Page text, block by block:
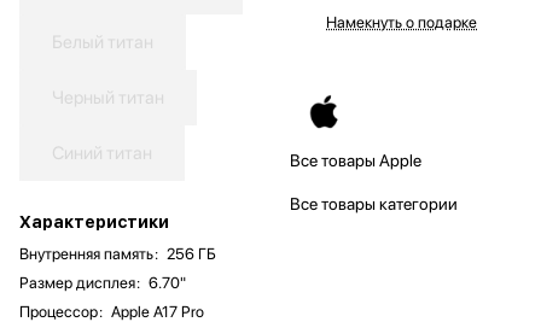
Белый титан
Черный титан
Синий титан
Характеристики
Внутренняя память: 256 ГБ
Размер дисплея: 6.70"
Процессор: Apple A17 Pro
Намекнуть о подарке
Все товары Apple
Все товары категории